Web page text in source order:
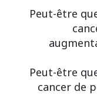
- Peut-être
- Peut-être
cancer de